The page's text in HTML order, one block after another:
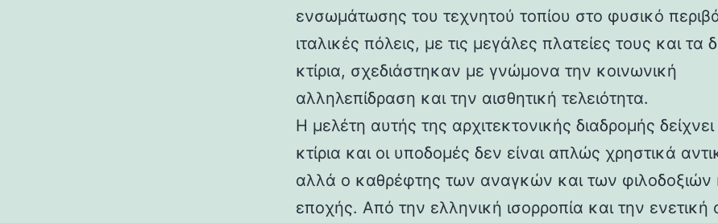
ενσωμάτωσης του τεχνητού τοπίου στο φυσικό
ιταλικές πόλεις, με τις μεγάλες πλατείες τους και τα
κτίρια, σχεδιάστηκαν με γνώμονα την κοινωνική
αλληλεπίδραση και την αισθητική τελειότητα.
Η μελέτη αυτής της αρχιτεκτονικής διαδρομής δείχνει
κτίρια και οι υποδομές δεν είναι απλώς χρηστικά
αλλά ο καθρέφτης των αναγκών και των φιλοδοξιών
εποχής. Από την ελληνική ισορροπία και την ενετική